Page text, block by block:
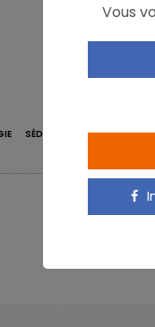
SÉDENTARITÉ
Vous